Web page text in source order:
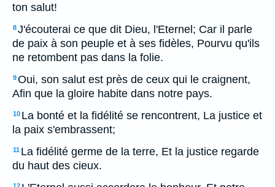
ton salut!
8J'écouterai ce que dit Dieu, l'Eternel; Car il parle
de paix à son peuple et à ses fidèles, Pourvu qu'ils
ne retombent pas dans la folie.
9Oui, son salut est près de ceux qui le craignent,
Afin que la gloire habite dans notre pays.
10 La bonté et la fidélité se rencontrent, La justice et
la paix s'embrassent;
11 La fidélité germe de la terre, Et la justice regarde
du haut des cieux.